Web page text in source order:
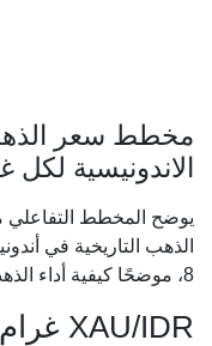
مخطط سعر الذهب
الاندونيسية لكل
الذهب التاريخية في
8، موضحًا كيفية أداء الذهب خلال الدورات الاقتصادية الكبرى.
XAU/IDR غرام عيار 8